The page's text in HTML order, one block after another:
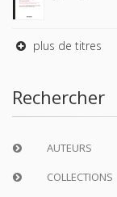
plus de titres
Rechercher
AUTEURS
COLLECTIONS